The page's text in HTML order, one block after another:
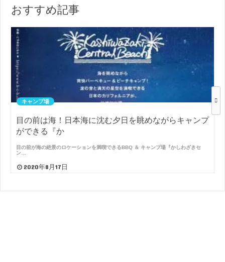
おすすめ記事
キャンプ場
目の前は海！日本海に沈む夕日を眺めながらキャンプ
ができる『か
目の前が海の絶景のロケーションを満喫できるBBQ ＆ キャンプ場『かしわざきセ
ン…
2020年8月17日